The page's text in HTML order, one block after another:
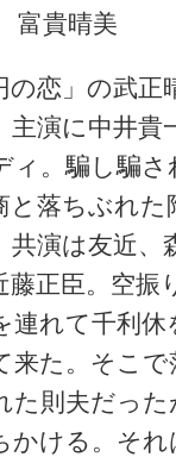
富貴晴美
の恋」の武
主演に中井貴
ィ。騙し騙
と落ちぶれた
共演は友近、
藤正臣。空振
連れて千利
来た。そこで
た則夫だっ
かける。そ